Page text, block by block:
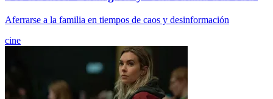
Aferrarse a la familia en tiempos de caos y desinformación
cine